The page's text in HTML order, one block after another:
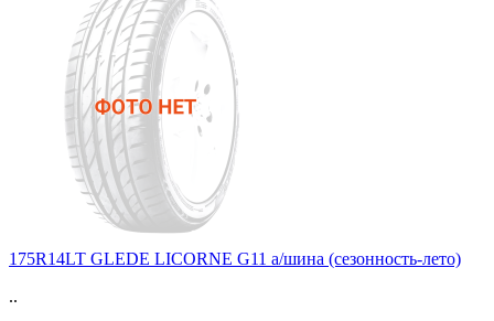
175R14LT GLEDE LICORNE G11 а/шина (сезонность-лето)
..